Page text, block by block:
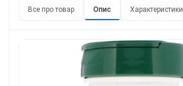
Все про товар Опис Характеристики